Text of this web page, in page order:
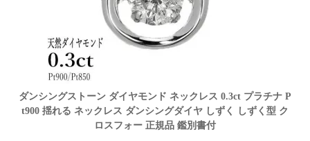
ダンシングストーン ダイヤモンド ネックレス 0.3ct プラチナ P
t900 揺れる ネックレス ダンシングダイヤ しずく しずく型 ク
ロスフォー 正規品 鑑別書付